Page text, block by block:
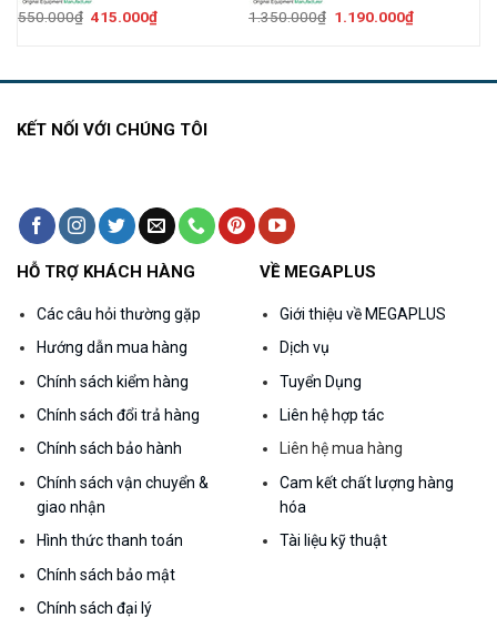
550.000₫ Giá
415.000₫Giá
1.350.000₫ Giá
1.190.000₫Giá
KẾT NỐI VỚI CHÚNG TÔI
HỖ TRỢ KHÁCH HÀNG
Các câu hỏi thường gặp
Hướng dẫn mua hàng
Chính sách kiểm hàng
Chính sách đổi trả hàng
Chính sách bảo hành
Chính sách vận chuyển &
giao nhận
Hình thức thanh toán
Chính sách bảo mật
Chính sách đại lý
VỀ MEGAPLUS
Giới thiệu về MEGAPLUS
Dịch vụ
Tuyển Dụng
Liên hệ hợp tác
Liên hệ mua hàng
Cam kết chất lượng hàng
hóa
Tài liệu kỹ thuật